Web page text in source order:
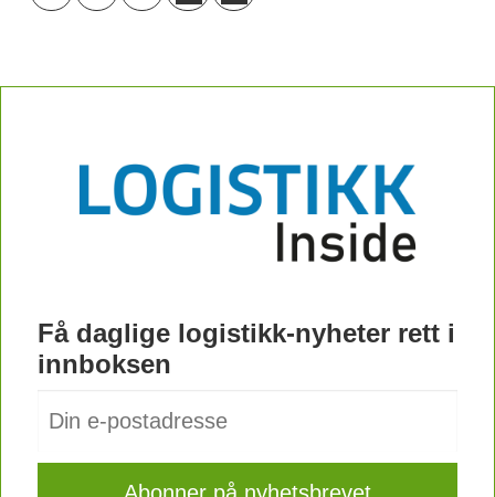
Få daglige logistikk-nyheter rett i
innboksen